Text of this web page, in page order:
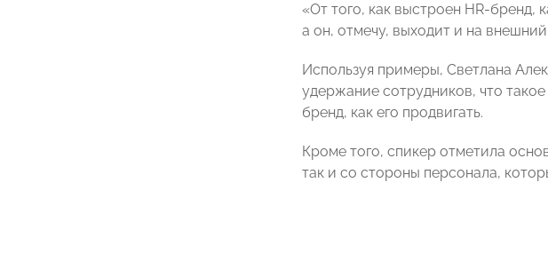
«От того, как выстроен HR-бренд,
а он, отмечу, выходит и на
Используя примеры, Светлана
удержание сотрудников, что
бренд, как его продвигать.
Кроме того, спикер отметила
так и со стороны персонала,